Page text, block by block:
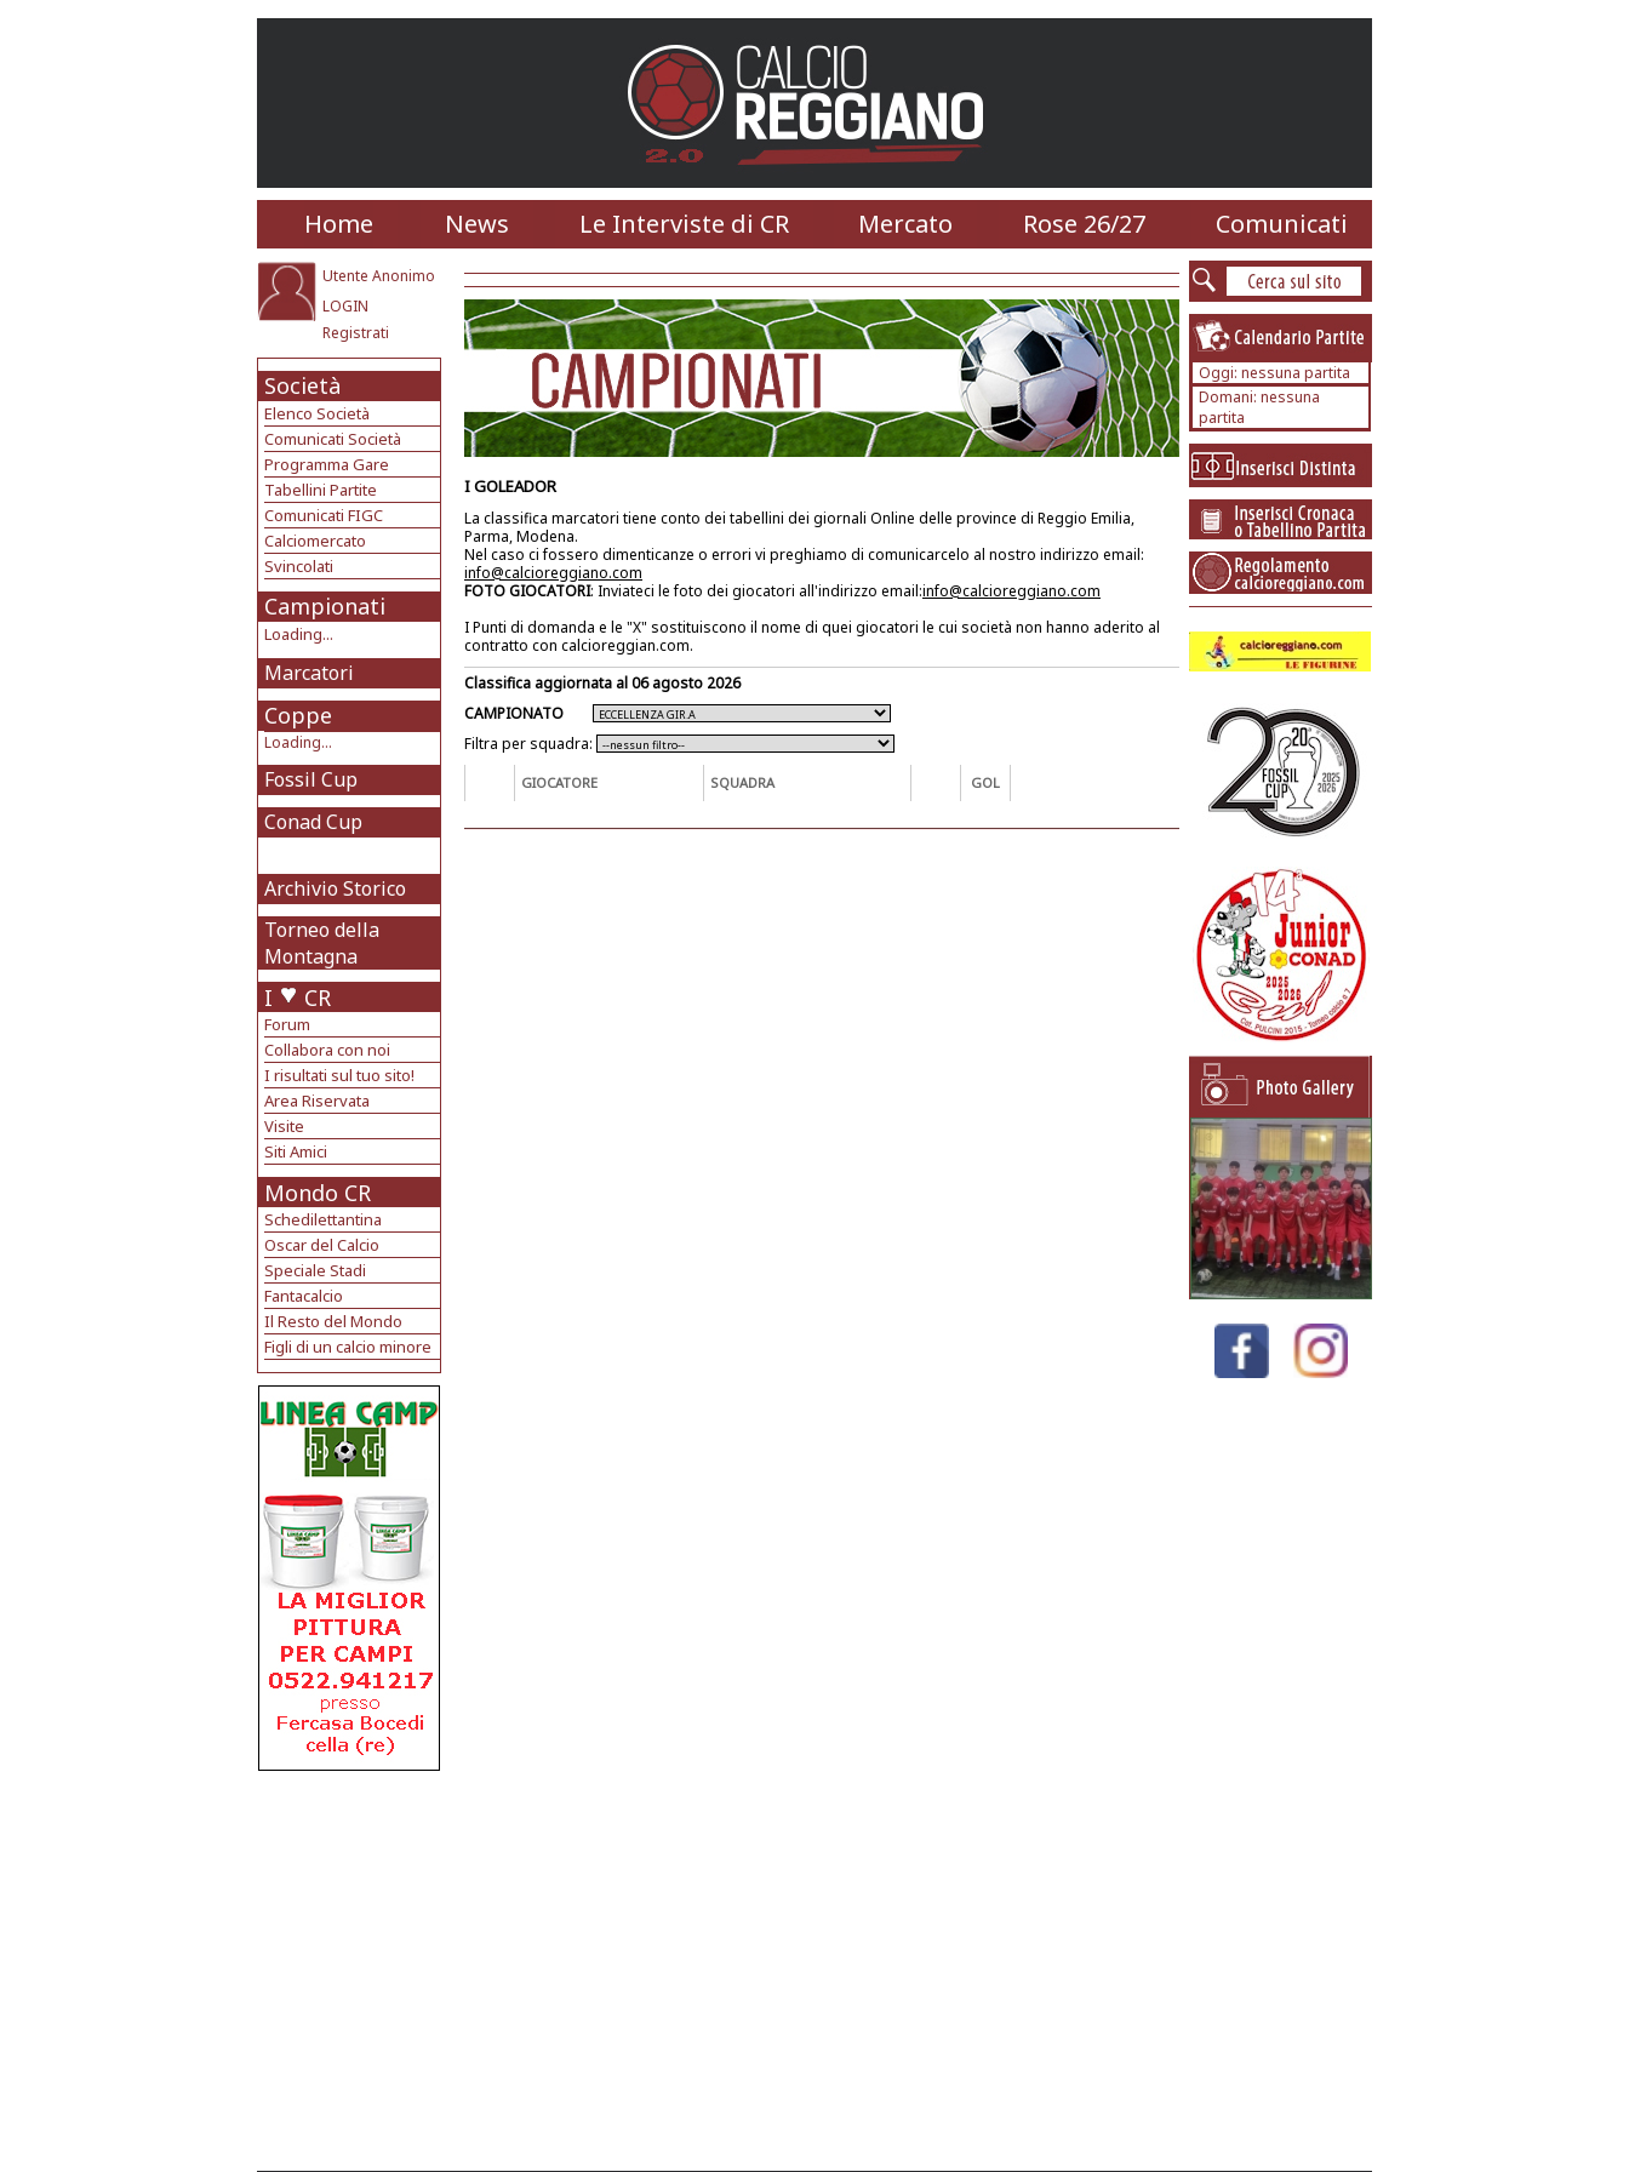
Home News Le Interviste di CR Mercato Rose 26/27 Comunicati
Utente Anonimo
LOGIN
Registrati
Società
Elenco Società
Comunicati Società
Programma Gare
Tabellini Partite
Comunicati FIGC
Calciomercato
Svincolati
Campionati
Loading...
Marcatori
Coppe
Loading...
Fossil Cup
Conad Cup
Archivio Storico
Torneo della
Montagna
I CR
Forum
Collabora con noi
I risultati sul tuo sito!
Area Riservata
Visite
Siti Amici
Mondo CR
Schedilettantina
Oscar del Calcio
Speciale Stadi
Fantacalcio
Il Resto del Mondo
Figli di un calcio minore
I GOLEADOR
La classifica marcatori tiene conto dei tabellini dei giornali Online delle province di Reggio Emilia,
Parma, Modena.
Nel caso ci fossero dimenticanze o errori vi preghiamo di comunicarcelo al nostro indirizzo email:
info@calcioreggiano.com
FOTO GIOCATORI: Inviateci le foto dei giocatori all'indirizzo email:info@calcioreggiano.com
I Punti di domanda e le "X" sostituiscono il nome di quei giocatori le cui società non hanno aderito al
contratto con calcioreggian.com.
Classifica aggiornata al 06 agosto 2026
CAMPIONATO
Filtra per squadra:
GIOCATORE SQUADRA GOL
Oggi: nessuna partita
Domani: nessuna
partita